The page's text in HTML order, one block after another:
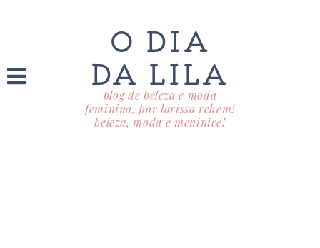
O DIA
DA LILA
blog de beleza e moda
feminina, por larissa rehem!
beleza, moda e meninice!